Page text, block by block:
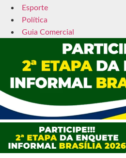
Esporte
Política
Guia Comercial